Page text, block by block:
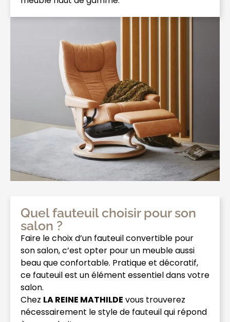
Quel fauteuil choisir pour son
salon ?
Faire le choix d’un fauteuil convertible pour
son salon, c’est opter pour un meuble aussi
beau que confortable. Pratique et décoratif,
ce fauteuil est un élément essentiel dans votre
salon.
Chez LA REINE MATHILDE vous trouverez
nécessairement le style de fauteuil qui répond